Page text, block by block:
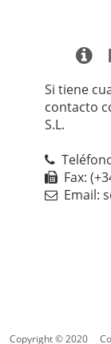
Si tiene
contacto
S.L.
Fax:
Email:
Copyright © 2020